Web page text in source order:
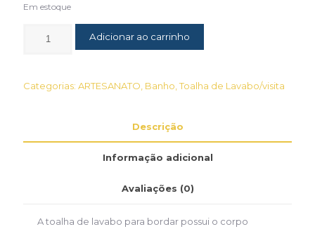
Em estoque
Adicionar ao carrinho
Categorias: ARTESANATO Banho ,Toalha de Lavabo/visita
Descrição
Informação adicional
Avaliações (0)
A toalha de lavabo para bordar possui o corpo